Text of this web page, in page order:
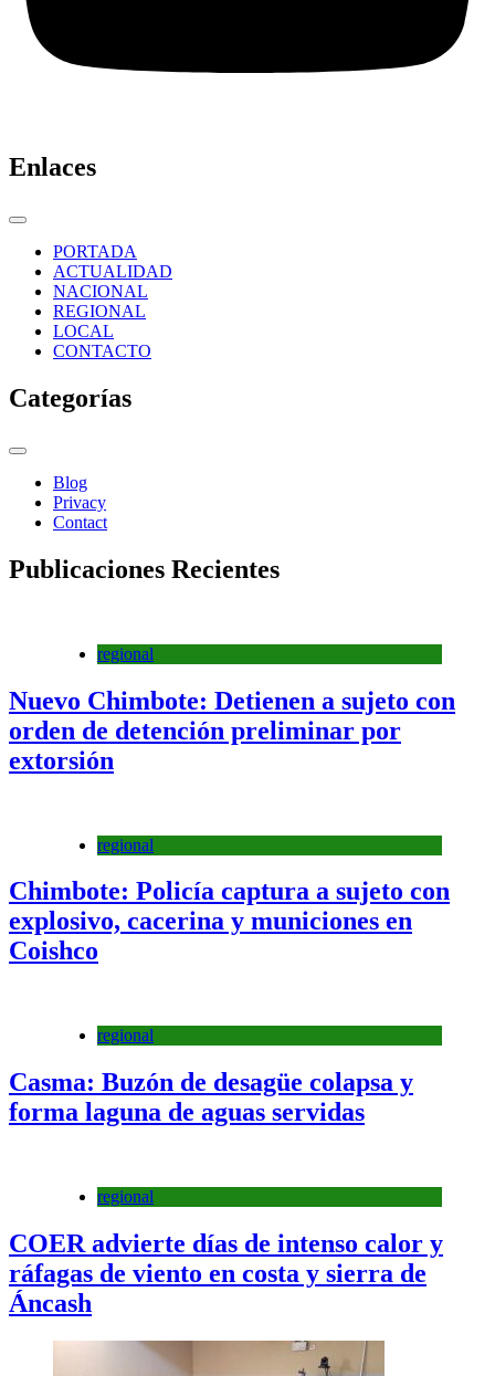
Enlaces
PORTADA
ACTUALIDAD
NACIONAL
REGIONAL
LOCAL
CONTACTO
Categorías
Blog
Privacy
Contact
Publicaciones Recientes
regional
Nuevo Chimbote: Detienen a sujeto con
orden de detención preliminar por
extorsión
regional
Chimbote: Policía captura a sujeto con
explosivo, cacerina y municiones en
Coishco
regional
Casma: Buzón de desagüe colapsa y
forma laguna de aguas servidas
regional
COER advierte días de intenso calor y
ráfagas de viento en costa y sierra de
Áncash